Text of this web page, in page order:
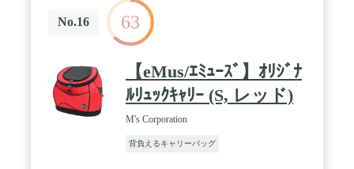
No.16 63
【eMus/ｴﾐｭｰｽﾞ】ｵﾘｼﾞﾅ
ﾙﾘｭｯｸｷｬﾘｰ (S, レッド)
M's Corporation
背負えるキャリーバッグ